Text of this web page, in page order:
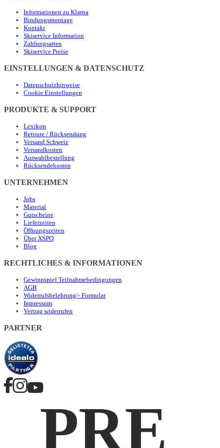
Informationen zu Klarna
Bindungsmontage
Kontakt
Skiservice Information
Zahlungsarten
Skiservice Preise
EINSTELLUNGEN & DATENSCHUTZ
Datenschutzhinweise
Cookie Einstellungen
PRODUKTE & SUPPORT
Lexikon
Retoure / Rücksendung
Versand Schweiz
Versandkosten
Auswahlbestellung
Rücksendekosten
UNTERNEHMEN
Jobs
Material
Gutscheine
Lieferzeiten
Öffnungszeiten
Über XSPO
Blog
RECHTLICHES & INFORMATIONEN
Gewinnspiel Teilnahmebedingungen
AGB
Widerrufsbelehrung/- Formular
Impressum
Vertrag widerrufen
PARTNER